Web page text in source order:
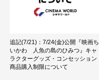
追記(7/21)：7/24(金)公開『映画ち
いかわ 人魚の島のひみつ』キャ
ラクターグッズ・コンセッション
商品購入制限について